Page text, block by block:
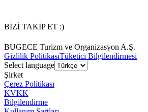
BİZİ TAKİP ET :)
BUGECE Turizm ve Organizasyon A.Ş.
Gizlilik PolitikasıTüketici Bilgilendirmesi
Select language
Şirket
Çerez Politikası
KVKK
Bilgilendirme